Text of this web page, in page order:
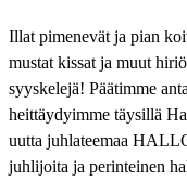
Illat pimenevät ja pian
mustat kissat ja muut
syyskelejä! Päätimme
heittäydyimme täysillä
uutta juhlateemaa
juhlijoita ja perinteinen